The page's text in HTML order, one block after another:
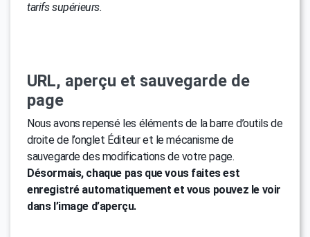
tarifs supérieurs.
URL, aperçu et sauvegarde de
page
Nous avons repensé les éléments de la barre d’outils de
droite de l’onglet Éditeur et le mécanisme de
sauvegarde des modifications de votre page.
Désormais, chaque pas que vous faites est
enregistré automatiquement et vous pouvez le voir
dans l’image d’aperçu.